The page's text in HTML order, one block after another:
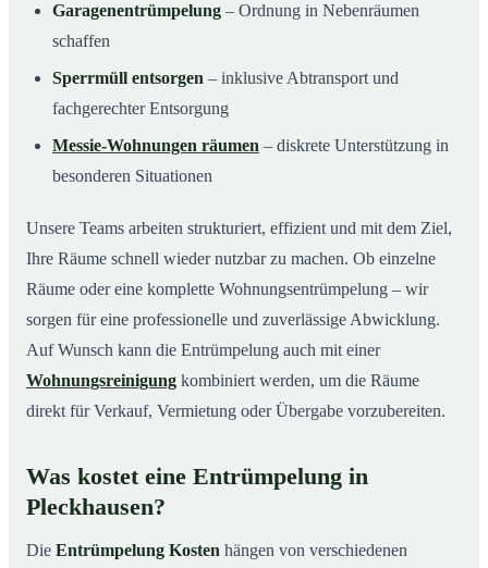
Garagenentrümpelung – Ordnung in Nebenräumen
schaffen
Sperrmüll entsorgen – inklusive Abtransport und
fachgerechter Entsorgung
Messie-Wohnungen räumen – diskrete Unterstützung in
besonderen Situationen
Unsere Teams arbeiten strukturiert, effizient und mit dem Ziel,
Ihre Räume schnell wieder nutzbar zu machen. Ob einzelne
Räume oder eine komplette Wohnungsentrümpelung – wir
sorgen für eine professionelle und zuverlässige Abwicklung.
Auf Wunsch kann die Entrümpelung auch mit einer
Wohnungsreinigung kombiniert werden, um die Räume
direkt für Verkauf, Vermietung oder Übergabe vorzubereiten.
Was kostet eine Entrümpelung in
Pleckhausen?
Die Entrümpelung Kosten hängen von verschiedenen